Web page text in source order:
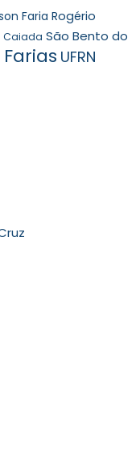
Faria Rogério
Caiada São Bento do
UFRN